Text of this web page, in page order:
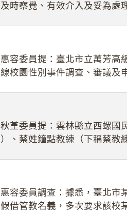
時察覺、有效介入及妥為處
容委員提：臺北市立萬芳高
校園性別事件調查、審議及
堇委員提：雲林縣立西螺國
、蔡姓鐘點教練（下稱蔡教
容委員調查：據悉，臺北市
借管教名義，多次要求該校